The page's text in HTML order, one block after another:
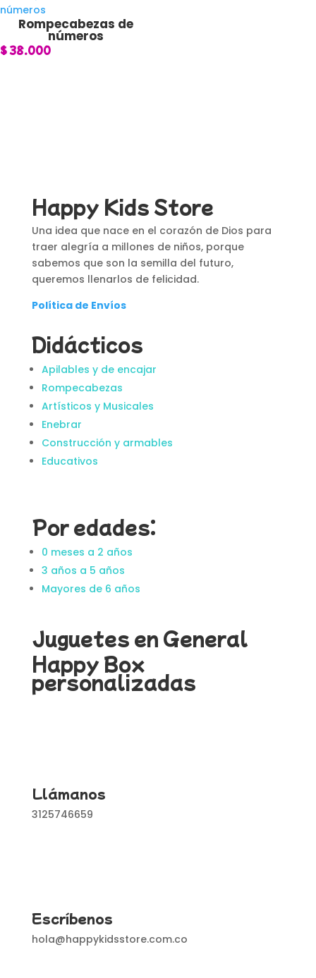
Rompecabezas de
números
$ 38.000
Happy Kids Store
Una idea que nace en el corazón de Dios para
traer alegría a millones de niños, porque
sabemos que son la semilla del futuro,
queremos llenarlos de felicidad.
Política de Envíos
Didácticos
Apilables y de encajar
Rompecabezas
Artísticos y Musicales
Enebrar
Construcción y armables
Educativos
Por edades:
0 meses a 2 años
3 años a 5 años
Mayores de 6 años
Juguetes en General
Happy Box
personalizadas
Llámanos
3125746659
Escríbenos
hola@happykidsstore.com.co